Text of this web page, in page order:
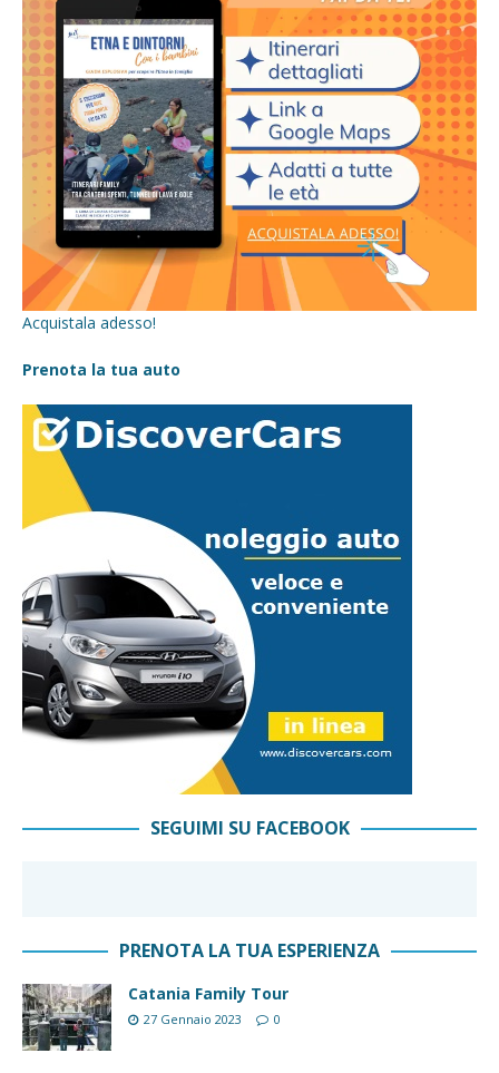
Acquistala adesso!
Prenota la tua auto
SEGUIMI SU FACEBOOK
PRENOTA LA TUA ESPERIENZA
Catania Family Tour
27 Gennaio 2023 0